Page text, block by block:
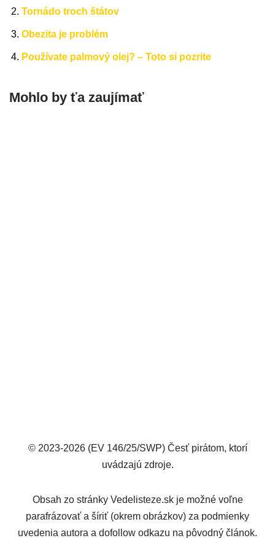
Tornádo troch štátov
Obezita je problém
Používate palmový olej? – Toto si pozrite
Mohlo by ťa zaujímať
© 2023-2026 (EV 146/25/SWP) Česť pirátom, ktorí
uvádzajú zdroje.
Obsah zo stránky Vedelisteze.sk je možné voľne
parafrázovať a šíriť (okrem obrázkov) za podmienky
uvedenia autora a dofollow odkazu na pôvodný článok.